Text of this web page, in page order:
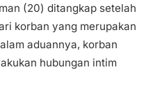
(20) ditangkap setelah
korban yang merupakan
aduannya, korban
hubungan intim